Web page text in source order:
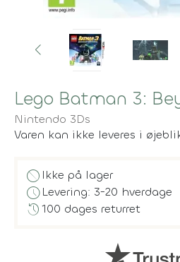
Lego Batman 3:
Nintendo 3Ds
Varen kan ikke leveres i
block Ikke på lager
scheduleLevering: 3-20 hverdage
history100 dages returret